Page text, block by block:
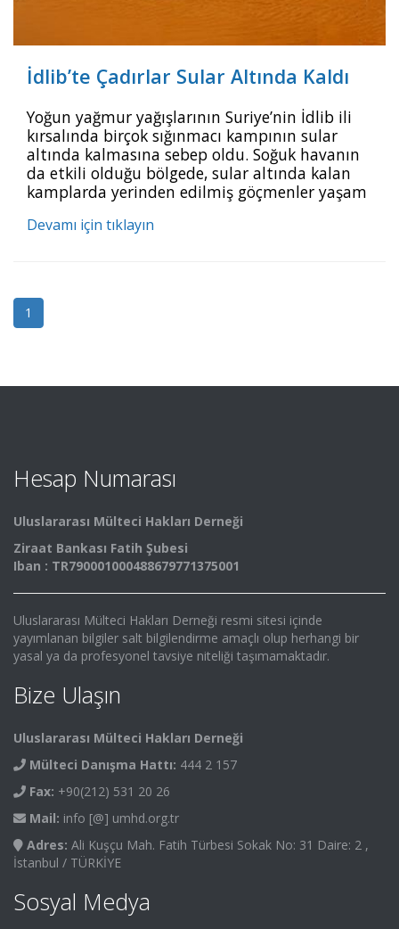
İdlib’te Çadırlar Sular Altında Kaldı
Yoğun yağmur yağışlarının Suriye’nin İdlib ili
kırsalında birçok sığınmacı kampının sular
altında kalmasına sebep oldu. Soğuk havanın
da etkili olduğu bölgede, sular altında kalan
kamplarda yerinden edilmiş göçmenler yaşam
olduğu bölgede, sular altında kalan kamplarda
2021
Devamı için tıklayın
1
Hesap Numarası
Uluslararası Mülteci Hakları Derneği
Ziraat Bankası Fatih Şubesi
Iban : TR790001000488679771375001
Uluslararası Mülteci Hakları Derneği resmi sitesi içinde
yayımlanan bilgiler salt bilgilendirme amaçlı olup herhangi bir
yasal ya da profesyonel tavsiye niteliği taşımamaktadır.
Bize Ulaşın
Uluslararası Mülteci Hakları Derneği
Mülteci Danışma Hattı: 444 2 157
Fax: +90(212) 531 20 26
Mail: info [@] umhd.org.tr
Adres: Ali Kuşçu Mah. Fatih Türbesi Sokak No: 31 Daire: 2 ,
İstanbul / TÜRKİYE
Sosyal Medya